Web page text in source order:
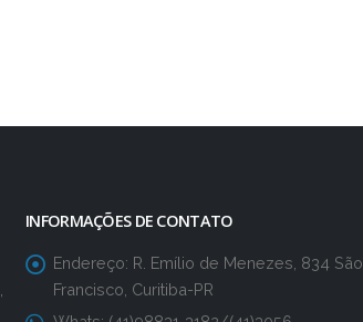
INFORMAÇÕES DE CONTATO
Endereço: R. Emílio de Menezes, 834 São
Francisco, Curitiba-PR